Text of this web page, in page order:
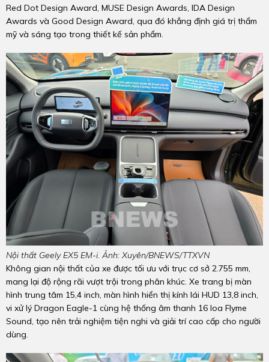
Red Dot Design Award, MUSE Design Awards, IDA Design
Awards và Good Design Award, qua đó khẳng định giá trị thẩm
mỹ và sáng tạo trong thiết kế sản phẩm.
Nội thất Geely EX5 EM-i. Ảnh: Xuyên/BNEWS/TTXVN
Không gian nội thất của xe được tối ưu với trục cơ sở 2.755 mm,
mang lại độ rộng rãi vượt trội trong phân khúc. Xe trang bị màn
hình trung tâm 15,4 inch, màn hình hiển thị kính lái HUD 13,8 inch,
vi xử lý Dragon Eagle-1 cùng hệ thống âm thanh 16 loa Flyme
Sound, tạo nên trải nghiệm tiện nghi và giải trí cao cấp cho người
dùng.